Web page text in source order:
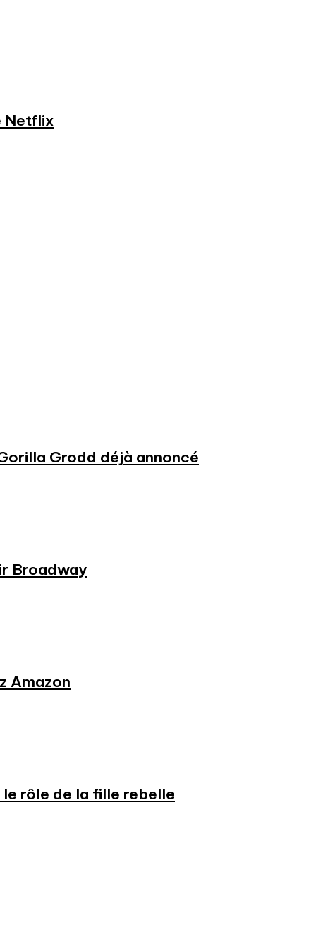
Netflix
Grodd déjà annoncé
Broadway
Amazon
le rôle de la fille rebelle